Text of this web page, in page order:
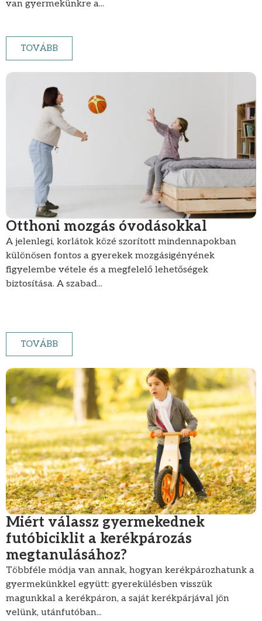
van gyermekünkre a...
TOVÁBB
Otthoni mozgás óvodásokkal
A jelenlegi, korlátok közé szorított mindennapokban
különösen fontos a gyerekek mozgásigényének
figyelembe vétele és a megfelelő lehetőségek
biztosítása. A szabad...
TOVÁBB
Miért válassz gyermekednek
futóbiciklit a kerékpározás
megtanulásához?
Többféle módja van annak, hogyan kerékpározhatunk a
gyermekünkkel együtt: gyerekülésben visszük
magunkkal a kerékpáron, a saját kerékpárjával jön
velünk, utánfutóban...